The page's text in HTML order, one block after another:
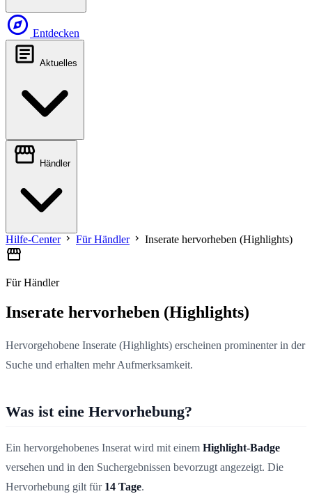
explore Entdecken
article Aktuelles
storefront Händler
Hilfe-Center chevron_right Für Händler chevron_right Inserate hervorheben (Highlights)
storefront
Für Händler
Inserate hervorheben (Highlights)
Hervorgehobene Inserate (Highlights) erscheinen prominenter in der
Suche und erhalten mehr Aufmerksamkeit.
Was ist eine Hervorhebung?
Ein hervorgehobenes Inserat wird mit einem Highlight-Badge
versehen und in den Suchergebnissen bevorzugt angezeigt. Die
Hervorhebung gilt für 14 Tage.